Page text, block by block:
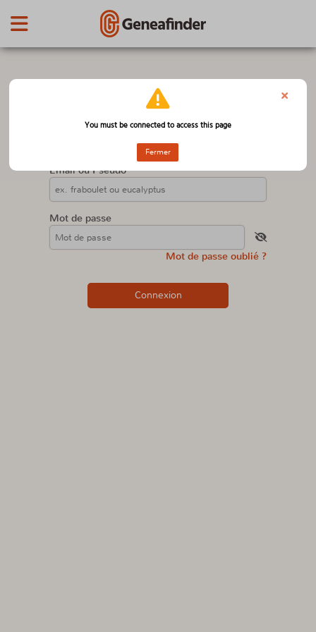
×
You must be connected to access this page
Fermer
Geneafinder
Pas encore de compte?
Email ou Pseudo
Mot de passe
Mot de passe oublié ?